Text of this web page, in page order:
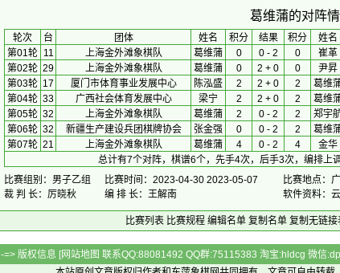
葛维蒲的对阵
轮次 台 团体 姓名 积分 结果 积分 姓名
第01轮 11 上海金外滩象棋队 葛维蒲 0 0 - 2 0 崔革
第02轮 29 上海金外滩象棋队 葛维蒲 0 2 + 0 0 尹昇
第03轮 17 厦门市体育事业发展中心 陈泓盛 2 2 + 0 2 葛维
第04轮 33 广西社会体育发展中心 梁宁 2 2 + 0 2 葛维
第05轮 32 上海金外滩象棋队 葛维蒲 2 0 - 2 2 郑宇
第06轮 32 新疆生产建设兵团棋牌协会 张金强 0 0 - 2 2 葛维
第07轮 21 上海金外滩象棋队 葛维蒲 4 0 - 2 4 金华
总计有7个对阵，棋谱6个，先手4次，后手3次，编排上
比赛组别：男子乙组
比赛时间：2023-04-30 2023-05-07 比赛地点：
裁 判 长：厉晓秋
编 排 长：王解南 软件资料：
比赛列表 比赛规程 编辑名单 复制名单 复制无链接
-=> 版权信息 [网站地图 联系QQ:88081492 QQ群:75115383 淘宝:hldcg 微信